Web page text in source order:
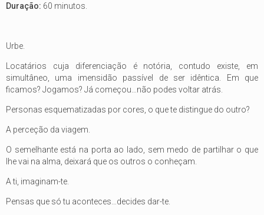
Duração: 60 minutos.
Urbe.
Locatários cuja diferenciação é notória, contudo existe, em
simultâneo, uma imensidão passível de ser idêntica. Em que
ficamos? Jogamos? Já começou…não podes voltar atrás.
Personas esquematizadas por cores, o que te distingue do outro?
A perceção da viagem.
O semelhante está na porta ao lado, sem medo de partilhar o que
lhe vai na alma, deixará que os outros o conheçam.
A ti, imaginam-te.
Pensas que só tu aconteces…decides dar-te.